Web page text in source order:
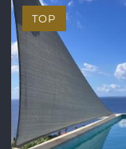
TOP